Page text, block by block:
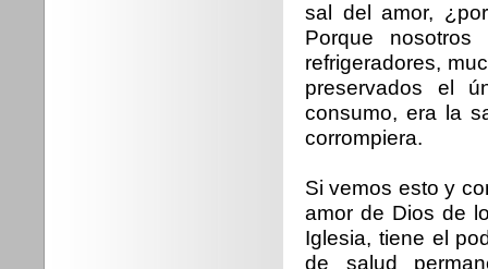
sal del amor,
Porque
refrigeradores,
preservados el
consumo, era la
corrompiera.
Si vemos esto y
amor de Dios de
Iglesia, tiene el
de salud